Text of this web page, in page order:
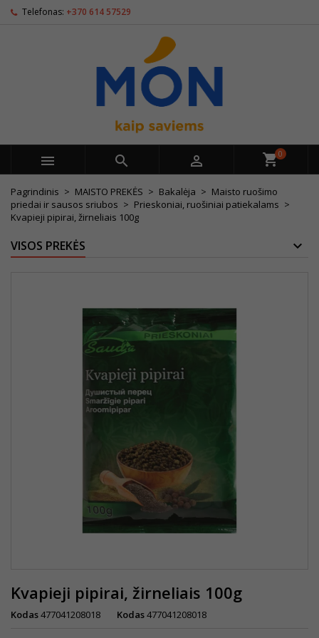
Telefonas: +370 614 57529
   0
Pagrindinis MAISTO PREKĖS Bakalėja
Maisto ruošimo
priedai ir sausos sriubos
Prieskoniai, ruošiniai patiekalams
Kvapieji pipirai, žirneliais 100g
VISOS PREKĖS
Kvapieji pipirai, žirneliais 100g
Kodas477041208018 Kodas477041208018